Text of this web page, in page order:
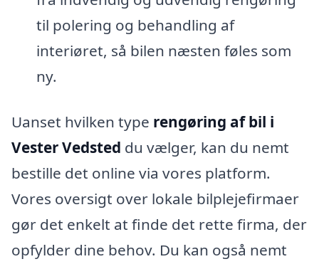
til polering og behandling af
interiøret, så bilen næsten føles som
ny.
Uanset hvilken type rengøring af bil i
Vester Vedsted du vælger, kan du nemt
bestille det online via vores platform.
Vores oversigt over lokale bilplejefirmaer
gør det enkelt at finde det rette firma, der
opfylder dine behov. Du kan også nemt